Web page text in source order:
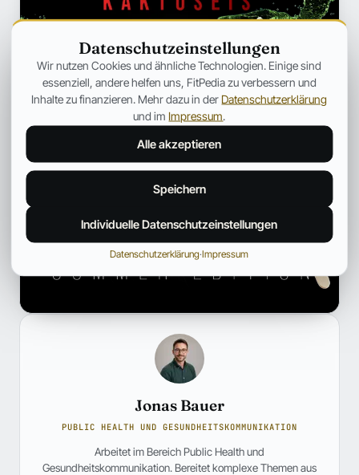
Jonas Bauer
PUBLIC HEALTH UND GESUNDHEITSKOMMUNIKATION
Arbeitet im Bereich Public Health und
Gesundheitskommunikation. Bereitet komplexe Themen aus
Datenschutzeinstellungen
Wir nutzen Cookies und ähnliche Technologien. Einige sind
essenziell, andere helfen uns, FitPedia zu verbessern und
Inhalte zu finanzieren. Mehr dazu in der Datenschutzerklärung
und im Impressum
Alle akzeptieren
Speichern
Individuelle Datenschutzeinstellungen
Datenschutzerklärung·Impressum